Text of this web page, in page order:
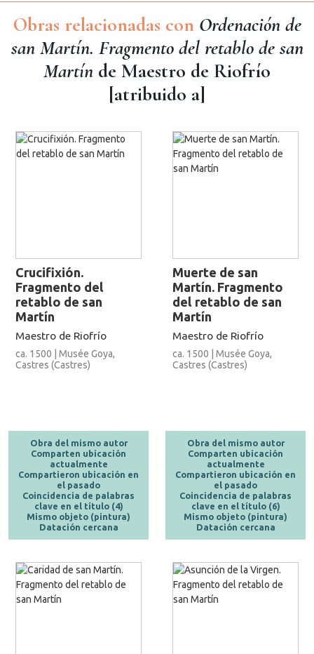
Obras relacionadas con Ordenación de
san Martín. Fragmento del retablo de san
Martín de Maestro de Riofrío
[atribuido a]
Crucifixión.
Fragmento del
retablo de san
Martín
Maestro de Riofrío
ca. 1500 | Musée Goya,
Castres (Castres)
Obra del mismo autor
Comparten ubicación
actualmente
Compartieron ubicación en
el pasado
Coincidencia de palabras
clave en el título (4)
Mismo objeto (pintura)
Datación cercana
Muerte de san
Martín. Fragmento
del retablo de san
Martín
Maestro de Riofrío
ca. 1500 | Musée Goya,
Castres (Castres)
Obra del mismo autor
Comparten ubicación
actualmente
Compartieron ubicación en
el pasado
Coincidencia de palabras
clave en el título (6)
Mismo objeto (pintura)
Datación cercana